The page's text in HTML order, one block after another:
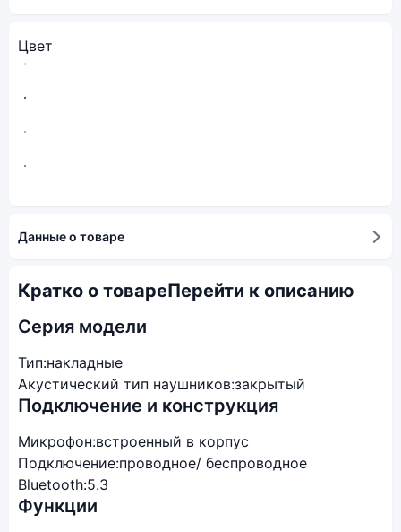
Цвет
Данные о товаре
Кратко о товареПерейти к описанию
Серия модели
Тип:накладные
Акустический тип наушников:закрытый
Подключение и конструкция
Микрофон:встроенный в корпус
Подключение:проводное/ беспроводное
Bluetooth:5.3
Функции